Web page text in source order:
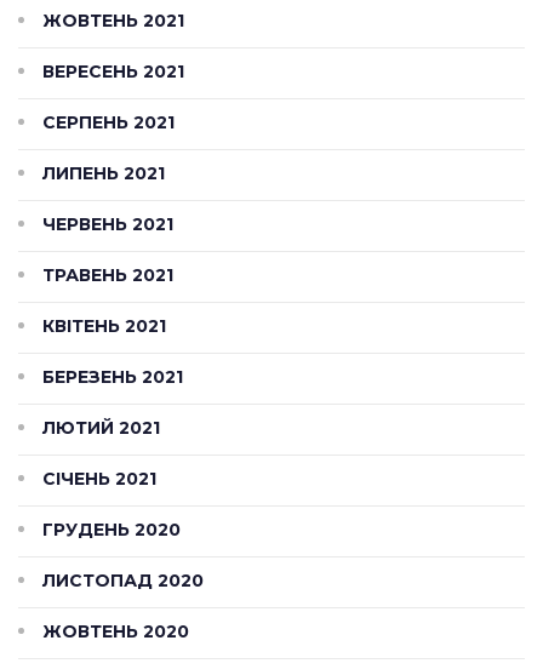
ЖОВТЕНЬ 2021
ВЕРЕСЕНЬ 2021
СЕРПЕНЬ 2021
ЛИПЕНЬ 2021
ЧЕРВЕНЬ 2021
ТРАВЕНЬ 2021
КВІТЕНЬ 2021
БЕРЕЗЕНЬ 2021
ЛЮТИЙ 2021
СІЧЕНЬ 2021
ГРУДЕНЬ 2020
ЛИСТОПАД 2020
ЖОВТЕНЬ 2020